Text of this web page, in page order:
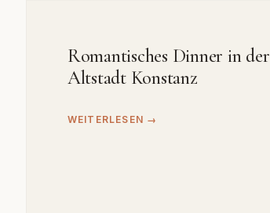
Romantisches Dinner in der
Altstadt Konstanz
WEITERLESEN →